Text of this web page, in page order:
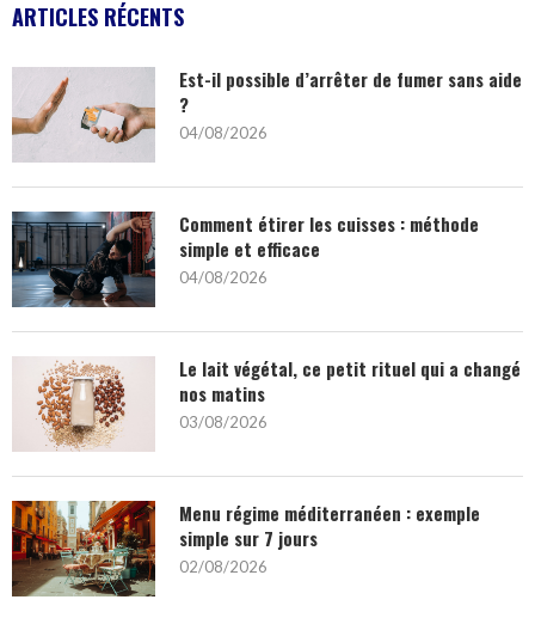
ARTICLES RÉCENTS
Est-il possible d’arrêter de fumer sans aide
?
04/08/2026
Comment étirer les cuisses : méthode
simple et efficace
04/08/2026
Le lait végétal, ce petit rituel qui a changé
nos matins
03/08/2026
Menu régime méditerranéen : exemple
simple sur 7 jours
02/08/2026